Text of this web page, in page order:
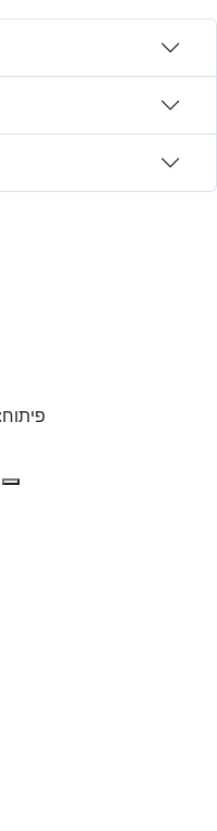
פיתוח: